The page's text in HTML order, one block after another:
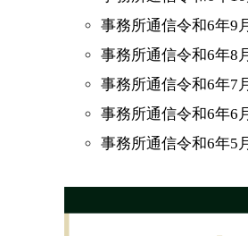
事務所通信令和6年9
事務所通信令和6年8
事務所通信令和6年7
事務所通信令和6年6
事務所通信令和6年5